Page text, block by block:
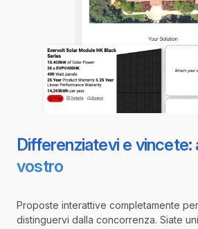
Differenziatevi e vincete:
vostro
Proposte interattive completamente
distinguervi dalla concorrenza. Siate